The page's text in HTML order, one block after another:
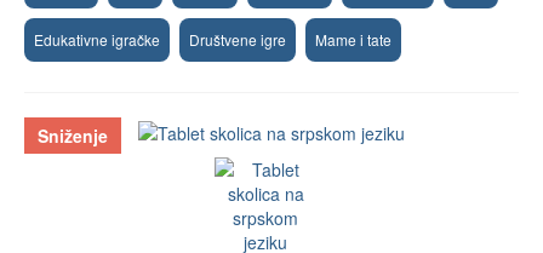
Edukativne igračke Društvene igre Mame i tate
Sniženje